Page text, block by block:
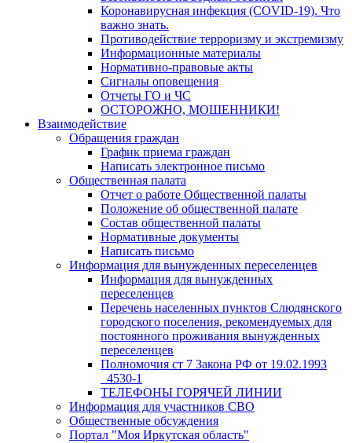
Коронавирусная инфекция (COVID-19). Что
важно знать.
Противодействие терроризму и экстремизму
Информационные материалы
Нормативно-правовые акты
Сигналы оповещения
Отчеты ГО и ЧС
ОСТОРОЖНО, МОШЕННИКИ!
Взаимодействие
Обращения граждан
График приема граждан
Написать электронное письмо
Общественная палата
Отчет о работе Общественной палаты
Положение об общественной палате
Состав общественной палаты
Нормативные документы
Написать письмо
Информация для вынужденных переселенцев
Информация для вынужденных
переселенцев
Перечень населенных пунктов Слюдянского
городского поселения, рекомендуемых для
постоянного проживания вынужденных
переселенцев
Полномочия ст 7 Закона РФ от 19.02.1993
_4530-1
ТЕЛЕФОНЫ ГОРЯЧЕЙ ЛИНИИ
Информация для участников СВО
Общественные обсуждения
Портал "Моя Иркутская область"